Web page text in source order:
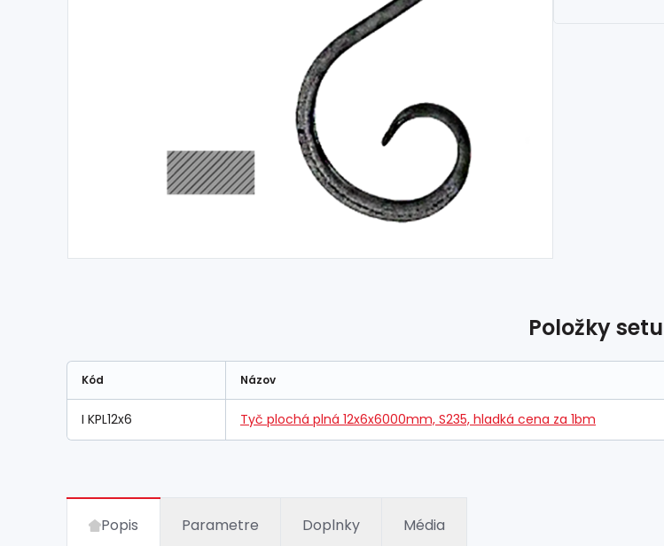
Položky setu
Kód Názov
I KPL12x6 Tyč plochá plná 12x6x6000mm, S235, hladká cena za 1bm
Popis Parametre Doplnky Média